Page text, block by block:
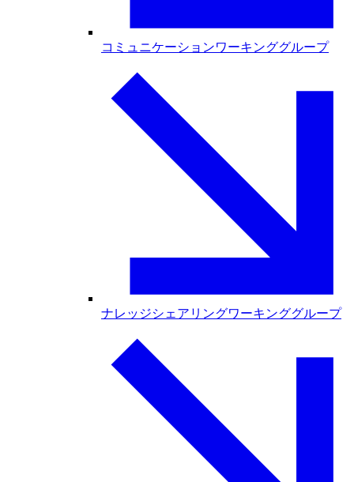
コミュニケーションワーキンググループ
ナレッジシェアリングワーキンググループ